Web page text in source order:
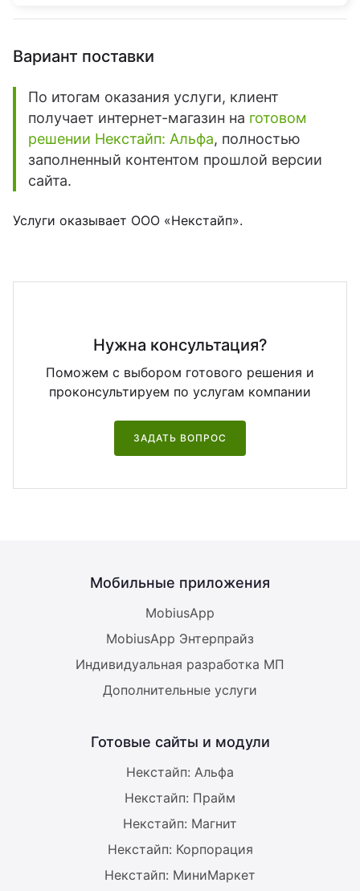
Вариант поставки
По итогам оказания услуги, клиент
получает интернет-магазин на готовом
решении Некстайп: Альфа, полностью
заполненный контентом прошлой версии
сайта.
Услуги оказывает ООО «Некстайп».
Нужна консультация?
Поможем с выбором готового решения и
проконсультируем по услугам компании
ЗАДАТЬ ВОПРОС
Мобильные приложения
MobiusApp
MobiusApp Энтерпрайз
Индивидуальная разработка МП
Дополнительные услуги
Готовые сайты и модули
Некстайп: Альфа
Некстайп: Прайм
Некстайп: Магнит
Некстайп: Корпорация
Некстайп: МиниМаркет